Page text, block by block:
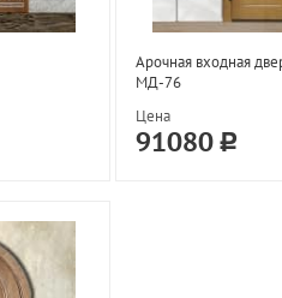
Арочная входная
МД-76
Цена
91080